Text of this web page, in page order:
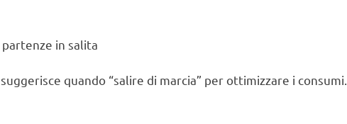
in salita
quando “salire di marcia” per ottimizzare i consumi.